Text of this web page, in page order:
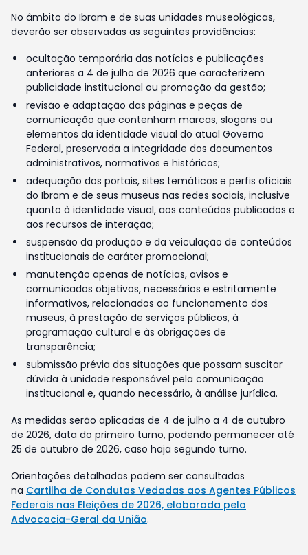
No âmbito do Ibram e de suas unidades museológicas,
deverão ser observadas as seguintes providências:
ocultação temporária das notícias e publicações
anteriores a 4 de julho de 2026 que caracterizem
publicidade institucional ou promoção da gestão;
revisão e adaptação das páginas e peças de
comunicação que contenham marcas, slogans ou
elementos da identidade visual do atual Governo
Federal, preservada a integridade dos documentos
administrativos, normativos e históricos;
adequação dos portais, sites temáticos e perfis oficiais
do Ibram e de seus museus nas redes sociais, inclusive
quanto à identidade visual, aos conteúdos publicados e
aos recursos de interação;
suspensão da produção e da veiculação de conteúdos
institucionais de caráter promocional;
manutenção apenas de notícias, avisos e
comunicados objetivos, necessários e estritamente
informativos, relacionados ao funcionamento dos
museus, à prestação de serviços públicos, à
programação cultural e às obrigações de
transparência;
submissão prévia das situações que possam suscitar
dúvida à unidade responsável pela comunicação
institucional e, quando necessário, à análise jurídica.
As medidas serão aplicadas de 4 de julho a 4 de outubro
de 2026, data do primeiro turno, podendo permanecer até
25 de outubro de 2026, caso haja segundo turno.
Orientações detalhadas podem ser consultadas
na Cartilha de Condutas Vedadas aos Agentes Públicos
Federais nas Eleições de 2026, elaborada pela
Advocacia-Geral da União.